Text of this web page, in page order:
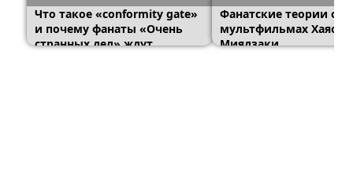
Что такое «conformity gate»
и почему фанаты «Очень
странных дел» ждут
Фанатские теории о
мультфильмах Хаяо
Миядзаки